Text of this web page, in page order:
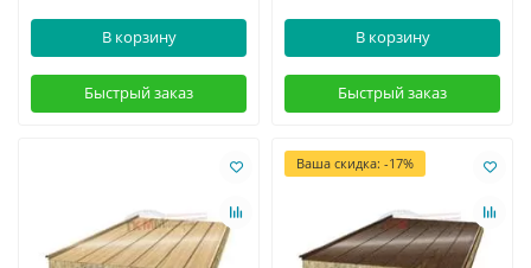
В корзину
Быстрый заказ
В корзину
Быстрый заказ
Ваша скидка: -17%